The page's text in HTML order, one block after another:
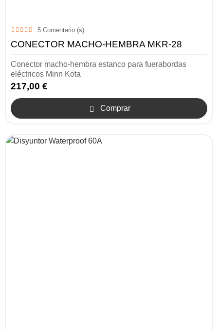
5 Comentario (s)
CONECTOR MACHO-HEMBRA MKR-28
Conector macho-hembra estanco para fuerabordas
eléctricos Minn Kota
217,00 €
 Comprar